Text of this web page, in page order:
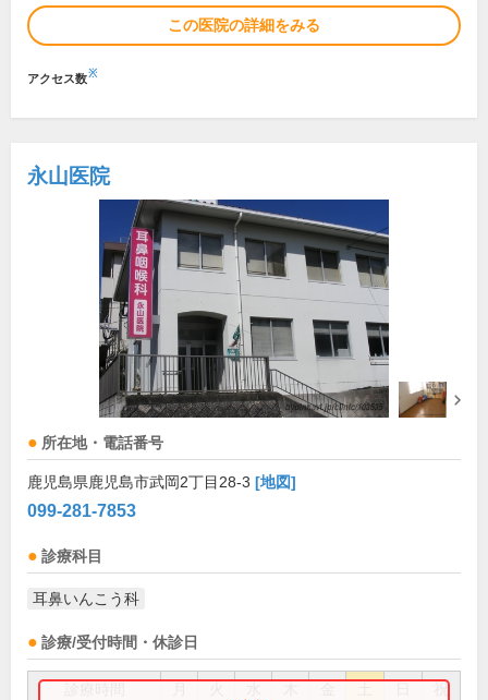
この医院の詳細をみる
アクセス数※
永山医院
所在地・電話番号
鹿児島県鹿児島市武岡2丁目28-3 [地図]
099-281-7853
診療科目
耳鼻いんこう科
診療/受付時間・休診日
祝